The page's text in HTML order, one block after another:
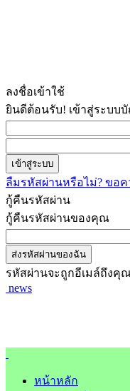
ลงชื่อเข้าใช้
ยินดีต้อนรับ! เข้าสู่ระบ
ลืมรหัสผ่านหรือไม่? ขอค
กู้คืนรหัสผ่าน
กู้คืนรหัสผ่านของคุณ
รหัสผ่านจะถูกอีเมล์ถึงคุ
news
หน้าหลัก